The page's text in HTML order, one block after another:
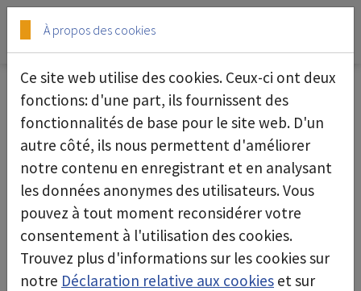
Skip to main content
Skip to page footer
27/11/2025
À propos des cookies
Ce site web utilise des cookies. Ceux-ci ont deux
fonctions: d'une part, ils fournissent des
fonctionnalités de base pour le site web. D'un
autre côté, ils nous permettent d'améliorer
notre contenu en enregistrant et en analysant
les données anonymes des utilisateurs. Vous
pouvez à tout moment reconsidérer votre
consentement à l'utilisation des cookies.
Trouvez plus d'informations sur les cookies sur
notre Déclaration relative aux cookies et sur